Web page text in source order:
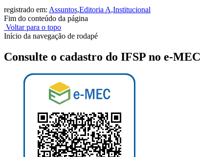
registrado em: Assuntos,Editoria A,Institucional
Fim do conteúdo da página
Voltar para o topo
Início da navegação de rodapé
Consulte o cadastro do IFSP no e-MEC